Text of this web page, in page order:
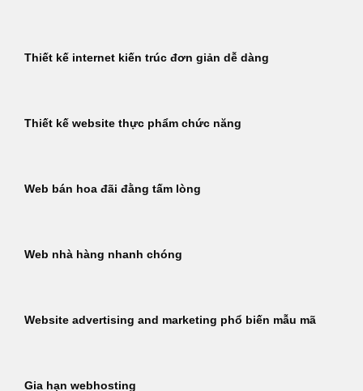
Thiết kế internet kiến trúc đơn giản dễ dàng
Thiết kế website thực phẩm chức năng
Web bán hoa đãi đằng tấm lòng
Web nhà hàng nhanh chóng
Website advertising and marketing phổ biến mẫu mã
Gia hạn webhosting